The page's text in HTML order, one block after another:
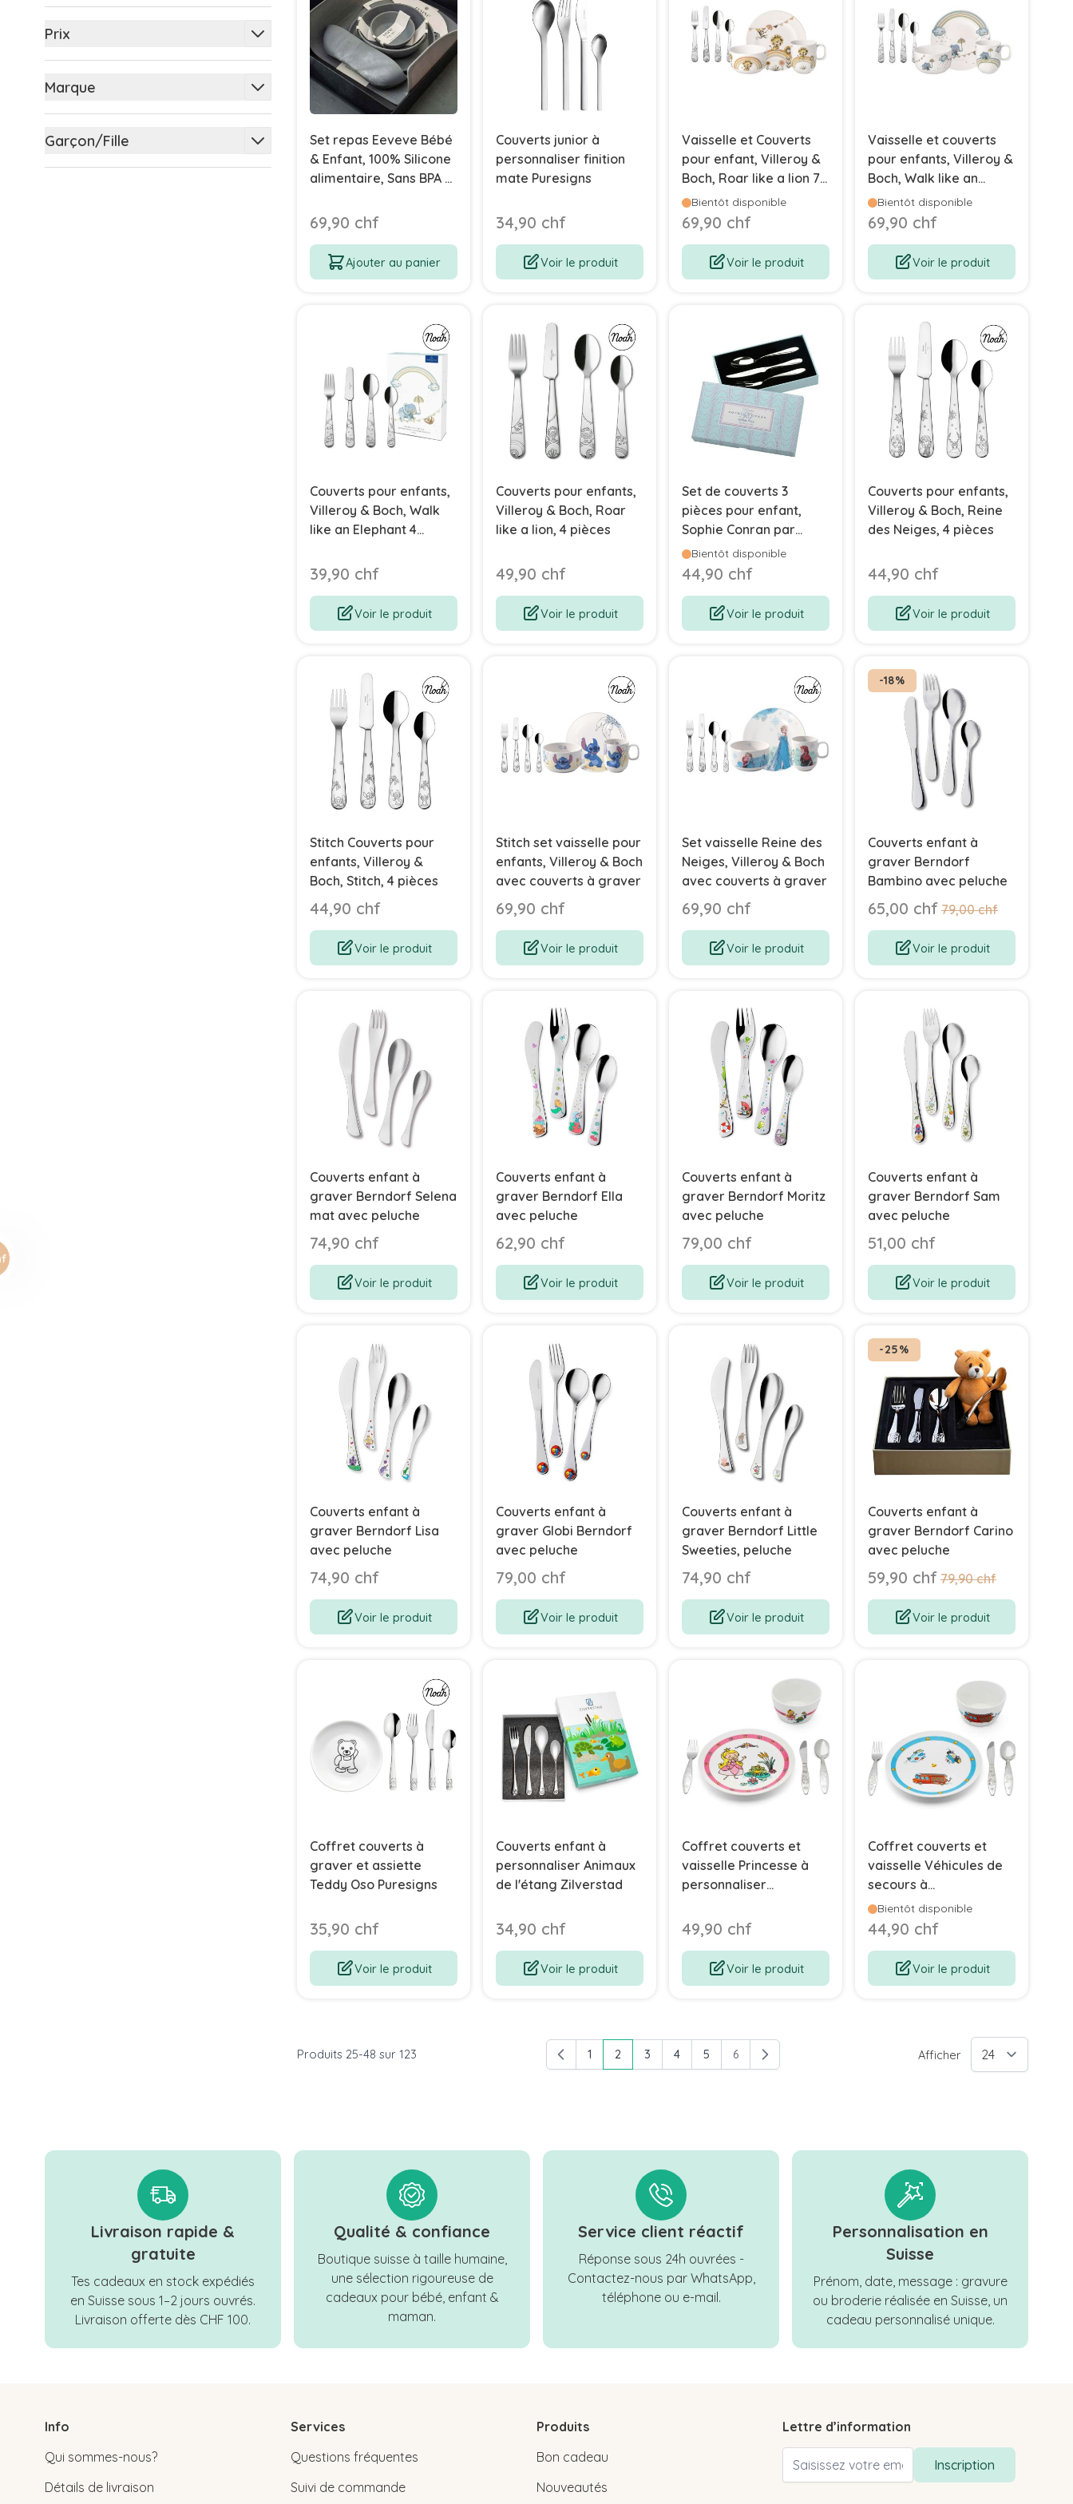
Prix
Marque
Garçon/Fille
Set repas Eeveve Bébé
& Enfant, 100% Silicone
alimentaire, Sans BPA ni
69,90 chf
Ajouter au panier
Couverts junior à
personnaliser finition
mate Puresigns
34,90 chf
Voir le produit
Vaisselle et Couverts
pour enfant, Villeroy &
Boch, Roar like a lion 7
pièces, 2 années de
garantie
Bientôt disponible
69,90 chf
Voir le produit
Vaisselle et couverts
pour enfants, Villeroy &
Boch, Walk like an
Elephant 7 pièces,
garantie 2 ans
Bientôt disponible
69,90 chf
Voir le produit
Couverts pour enfants,
Villeroy & Boch, Walk
like an Elephant 4
39,90 chf
Voir le produit
Couverts pour enfants,
Villeroy & Boch, Roar
like a lion, 4 pièces
49,90 chf
Voir le produit
Set de couverts 3
pièces pour enfant,
Sophie Conran par
Arthur Price
Bientôt disponible
44,90 chf
Voir le produit
Couverts pour enfants,
Villeroy & Boch, Reine
des Neiges, 4 pièces
44,90 chf
Voir le produit
Stitch Couverts pour
enfants, Villeroy &
Boch, Stitch, 4 pièces
44,90 chf
Voir le produit
Stitch set vaisselle pour
enfants, Villeroy & Boch
avec couverts à graver
69,90 chf
Voir le produit
Set vaisselle Reine des
Neiges, Villeroy & Boch
avec couverts à graver
69,90 chf
Voir le produit
-18%
Couverts enfant à
graver Berndorf
Bambino avec peluche
Prix Spécial
65,00 chf Prix normal
79,00 chf
Voir le produit
Couverts enfant à
graver Berndorf Selena
mat avec peluche
74,90 chf
Voir le produit
Couverts enfant à
graver Berndorf Ella
avec peluche
62,90 chf
Voir le produit
Couverts enfant à
graver Berndorf Moritz
avec peluche
79,00 chf
Voir le produit
Couverts enfant à
graver Berndorf Sam
avec peluche
51,00 chf
Voir le produit
Couverts enfant à
graver Berndorf Lisa
avec peluche
74,90 chf
Voir le produit
Couverts enfant à
graver Globi Berndorf
avec peluche
79,00 chf
Voir le produit
Couverts enfant à
graver Berndorf Little
Sweeties, peluche
74,90 chf
Voir le produit
-25%
Couverts enfant à
graver Berndorf Carino
avec peluche
Prix Spécial
59,90 chf Prix normal
79,90 chf
Voir le produit
Coffret couverts à
graver et assiette
Teddy Oso Puresigns
35,90 chf
Voir le produit
Couverts enfant à
personnaliser Animaux
de l'étang Zilverstad
34,90 chf
Voir le produit
Coffret couverts et
vaisselle Princesse à
personnaliser
49,90 chf
Voir le produit
Coffret couverts et
vaisselle Véhicules de
secours à
personnaliser,
Zilverstad
Bientôt disponible
44,90 chf
Voir le produit
Produits 25-48 sur 123 Page
1 Vous lisez actuellement la page
2 Page
3 Page
4 Page
5 Page
6 Afficher
Livraison rapide &
gratuite
Tes cadeaux en stock expédiés
en Suisse sous 1–2 jours ouvrés.
Livraison offerte dès CHF 100.
Qualité & confiance
Boutique suisse à taille humaine,
une sélection rigoureuse de
cadeaux pour bébé, enfant &
maman.
Service client réactif
Réponse sous 24h ouvrées -
Contactez-nous par WhatsApp,
téléphone ou e-mail.
Personnalisation en
Suisse
Prénom, date, message : gravure
ou broderie réalisée en Suisse, un
cadeau personnalisé unique.
Info
Qui sommes-nous?
Détails de livraison
Services
Questions fréquentes
Suivi de commande
Produits
Bon cadeau
Nouveautés
Lettre d’information
Adresse email
Inscription